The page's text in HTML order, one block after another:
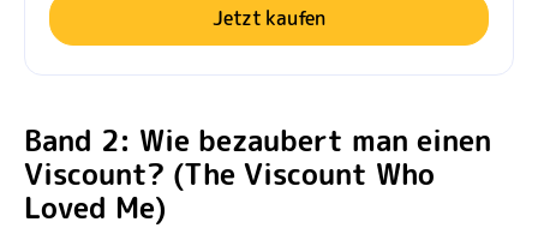
Jetzt kaufen
Band 2: Wie bezaubert man einen
Viscount? (The Viscount Who
Loved Me)